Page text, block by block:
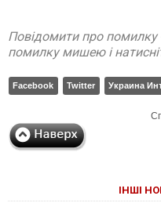
Повідомити про помилку
помилку мишею і
Facebook Twitter Украина
ІНШІ